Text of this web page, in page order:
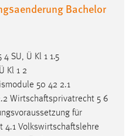
Bachelor
4 SU, Ü Kl 1 1.5
Kl 1 2
50 42 2.1
Wirtschaftsprivatrecht 5 6
für
4.1 Volkswirtschaftslehre